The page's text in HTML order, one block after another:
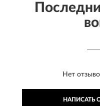
Нет
НАПИСАТЬ